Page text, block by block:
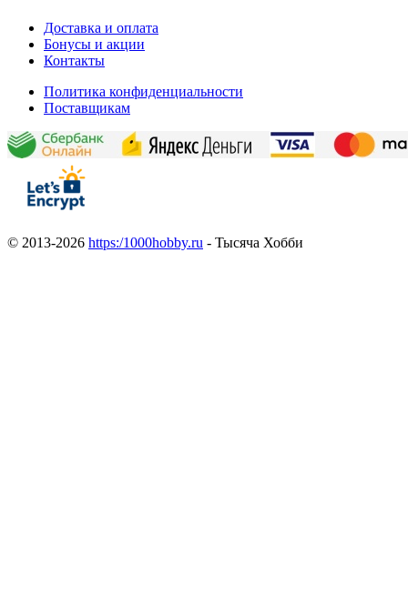
Доставка и оплата
Бонусы и акции
Контакты
Политика конфиденциальности
Поставщикам
© 2013-2026 https:/1000hobby.ru - Тысяча Хобби